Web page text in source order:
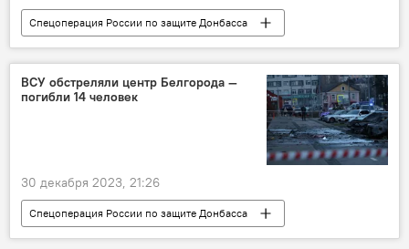
Спецоперация России по защите Донбасса
Россия
Белгород
обстрел
гибель
ВСУ обстреляли центр Белгорода —
погибли 14 человек
30 декабря 2023, 21:26
Спецоперация России по защите Донбасса
Россия
Украина
Белгород